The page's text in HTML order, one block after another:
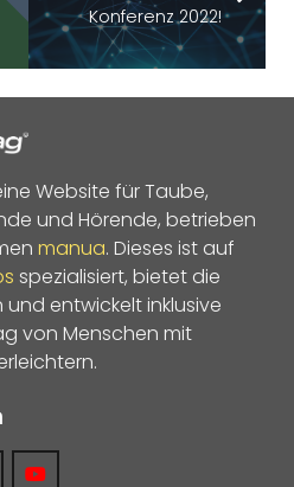
Konferenz 2022!
Website für Taube,
und Hörende, betrieben
manua. Dieses ist auf
spezialisiert, bietet die
und entwickelt inklusive
von Menschen mit